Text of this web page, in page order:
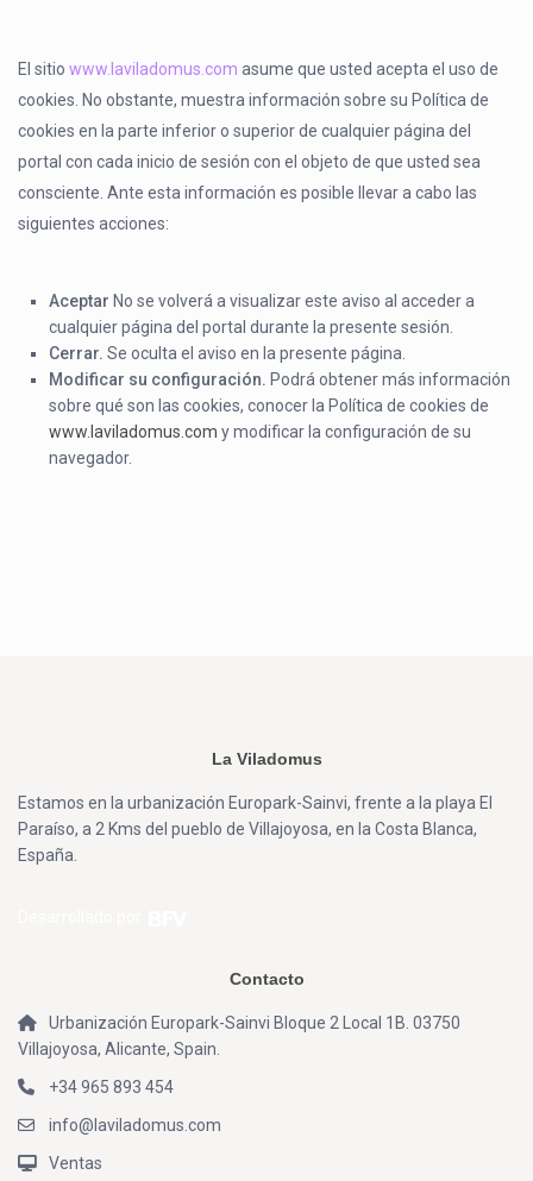
El sitiowww.laviladomus.com asume que usted acepta el uso de
cookies. No obstante, muestra información sobre su Política de
cookies en la parte inferior o superior de cualquier página del
portal con cada inicio de sesión con el objeto de que usted sea
consciente. Ante esta información es posible llevar a cabo las
siguientes acciones:
Aceptar No se volverá a visualizar este aviso al acceder a
cualquier página del portal durante la presente sesión.
Cerrar. Se oculta el aviso en la presente página.
Modificar su configuración. Podrá obtener más información
sobre qué son las cookies, conocer la Política de cookies de
www.laviladomus.com y modificar la configuración de su
navegador.
La Viladomus
Estamos en la urbanización Europark-Sainvi, frente a la playa El
Paraíso, a 2 Kms del pueblo de Villajoyosa, en la Costa Blanca,
España.
Contacto
Urbanización Europark-Sainvi Bloque 2 Local 1B. 03750
Villajoyosa, Alicante, Spain.
+34 965 893 454
info@laviladomus.com
Ventas